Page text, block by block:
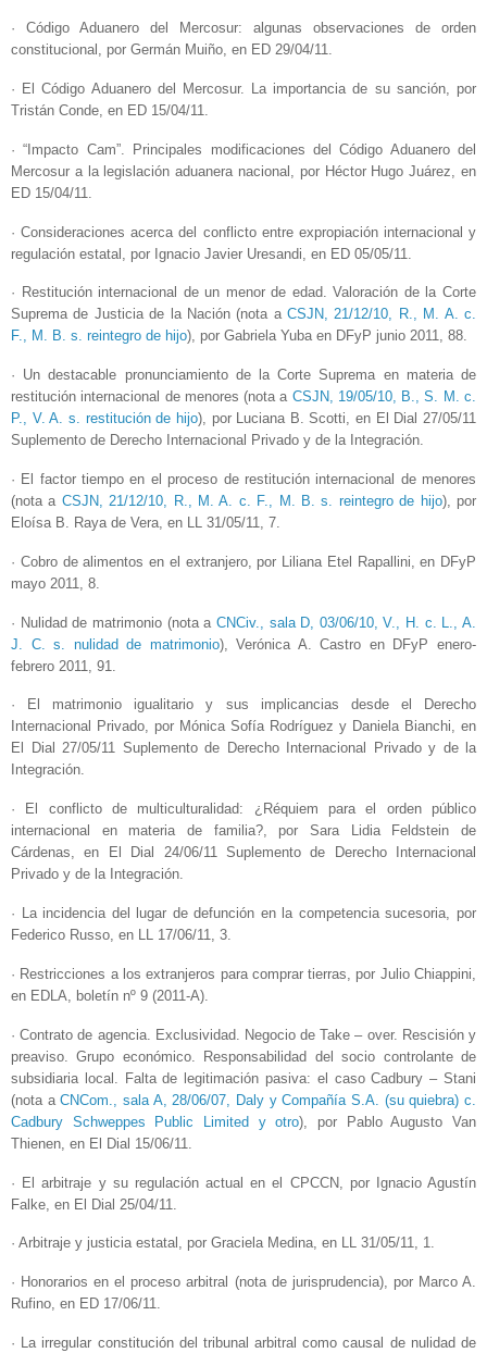
· Código Aduanero del Mercosur: algunas observaciones de orden
constitucional, por Germán Muiño, en ED 29/04/11.
· El Código Aduanero del Mercosur. La importancia de su sanción, por
Tristán Conde, en ED 15/04/11.
· “Impacto Cam”. Principales modificaciones del Código Aduanero del
Mercosur a la legislación aduanera nacional, por Héctor Hugo Juárez, en
ED 15/04/11.
· Consideraciones acerca del conflicto entre expropiación internacional y
regulación estatal, por Ignacio Javier Uresandi, en ED 05/05/11.
· Restitución internacional de un menor de edad. Valoración de la Corte
Suprema de Justicia de la Nación (nota aCSJN, 21/12/10, R., M. A. c.
F., M. B. s. reintegro de hijo), por Gabriela Yuba en DFyP junio 2011, 88.
· Un destacable pronunciamiento de la Corte Suprema en materia de
restitución internacional de menores (nota a CSJN, 19/05/10, B., S. M. c.
P., V. A. s. restitución de hijo), por Luciana B. Scotti, en El Dial 27/05/11
Suplemento de Derecho Internacional Privado y de la Integración.
· El factor tiempo en el proceso de restitución internacional de menores
(nota a CSJN, 21/12/10, R., M. A. c. F., M. B. s. reintegro de hijo), por
Eloísa B. Raya de Vera, en LL 31/05/11, 7.
· Cobro de alimentos en el extranjero, por Liliana Etel Rapallini, en DFyP
mayo 2011, 8.
· Nulidad de matrimonio (nota a CNCiv., sala D, 03/06/10, V., H. c. L., A.
J. C. s. nulidad de matrimonio), Verónica A. Castro en DFyP enero-
febrero 2011, 91.
· El matrimonio igualitario y sus implicancias desde el Derecho
Internacional Privado, por Mónica Sofía Rodríguez y Daniela Bianchi, en
El Dial 27/05/11 Suplemento de Derecho Internacional Privado y de la
Integración.
· El conflicto de multiculturalidad: ¿Réquiem para el orden público
internacional en materia de familia?, por Sara Lidia Feldstein de
Cárdenas, en El Dial 24/06/11 Suplemento de Derecho Internacional
Privado y de la Integración.
· La incidencia del lugar de defunción en la competencia sucesoria, por
Federico Russo, en LL 17/06/11, 3.
· Restricciones a los extranjeros para comprar tierras, por Julio Chiappini,
en EDLA, boletín nº 9 (2011-A).
· Contrato de agencia. Exclusividad. Negocio de Take – over. Rescisión y
preaviso. Grupo económico. Responsabilidad del socio controlante de
subsidiaria local. Falta de legitimación pasiva: el caso Cadbury – Stani
(nota aCNCom., sala A, 28/06/07, Daly y Compañía S.A. (su quiebra) c.
Cadbury Schweppes Public Limited y otro), por Pablo Augusto Van
Thienen, en El Dial 15/06/11.
· El arbitraje y su regulación actual en el CPCCN, por Ignacio Agustín
Falke, en El Dial 25/04/11.
· Arbitraje y justicia estatal, por Graciela Medina, en LL 31/05/11, 1.
· Honorarios en el proceso arbitral (nota de jurisprudencia), por Marco A.
Rufino, en ED 17/06/11.
· La irregular constitución del tribunal arbitral como causal de nulidad de